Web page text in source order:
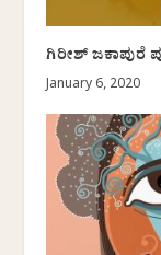
ಗಿರೀಶ್ ಜಕಾಪುರೆ
January 6, 2020